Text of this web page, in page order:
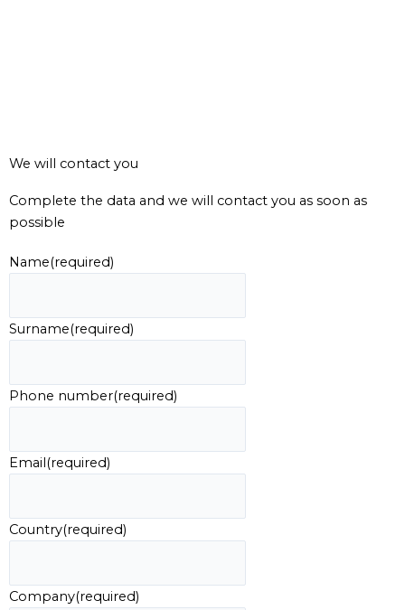
We will contact you
Complete the data and we will contact you as soon as
possible
Name(required)
Surname(required)
Phone number(required)
Email(required)
Country(required)
Company(required)